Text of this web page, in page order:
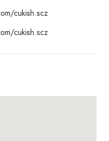
cukish.scz
cukish.scz